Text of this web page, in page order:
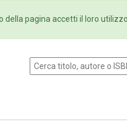
Newsletter Ebookstore
pagina accetti il loro utilizzo.